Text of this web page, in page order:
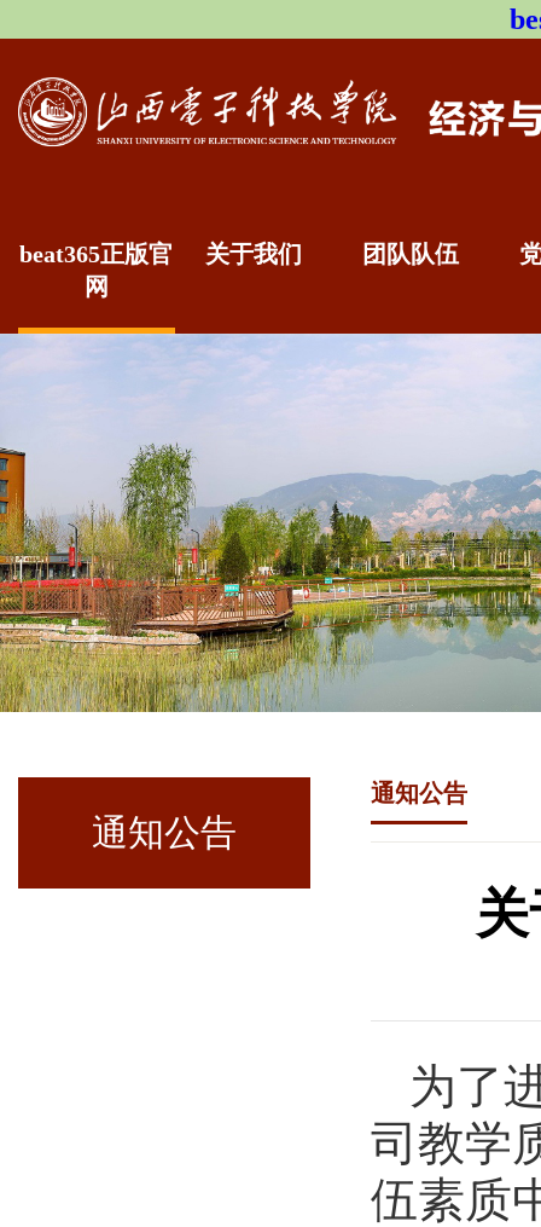
beat365正版官
网
关于我们 团队队伍
通知公告
通知公告
为了
司教学
伍素质